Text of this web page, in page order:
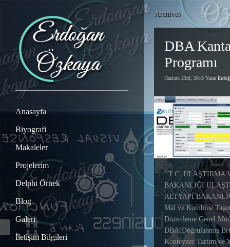
Anasayfa
Biyografi
Makaleler
Projelerim
Delphi Örnek
Blog
Galeri
İletişim Bilgileri
Archives
DBA
Programı
Haziran 23rd, 2019 Yazar
T.C. ULAŞTIRMA
BAKANLIĞI
ALTYAPI
Mal ve Kombine
Düzenleme Genel
DBA(Doğrulanmış
Konteyner Tartım ve